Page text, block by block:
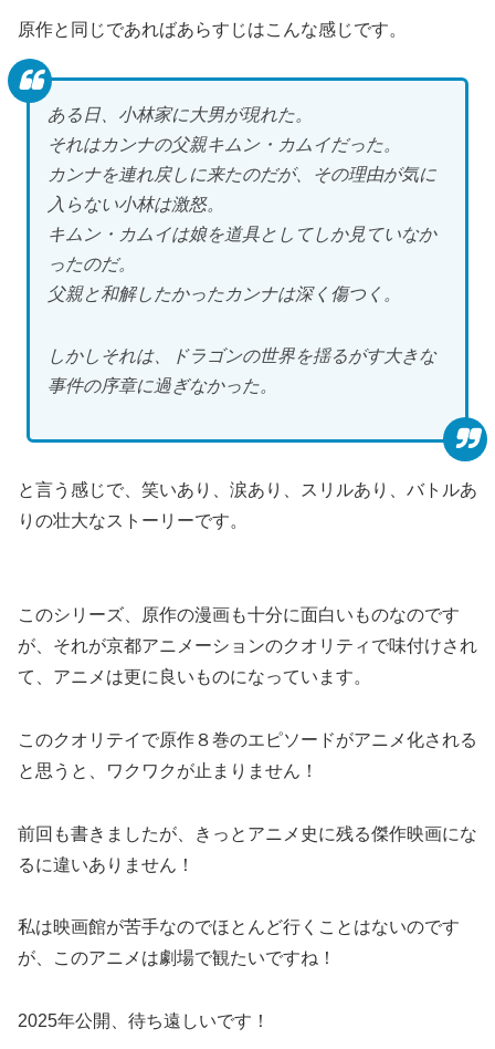
原作と同じであればあらすじはこんな感じです。
ある日、小林家に大男が現れた。
それはカンナの父親キムン・カムイだった。
カンナを連れ戻しに来たのだが、その理由が気に
入らない小林は激怒。
キムン・カムイは娘を道具としてしか見ていなか
ったのだ。
父親と和解したかったカンナは深く傷つく。
しかしそれは、ドラゴンの世界を揺るがす大きな
事件の序章に過ぎなかった。
と言う感じで、笑いあり、涙あり、スリルあり、バトルあ
りの壮大なストーリーです。
このシリーズ、原作の漫画も十分に面白いものなのです
が、それが京都アニメーションのクオリティで味付けされ
て、アニメは更に良いものになっています。
このクオリテイで原作８巻のエピソードがアニメ化される
と思うと、ワクワクが止まりません！
前回も書きましたが、きっとアニメ史に残る傑作映画にな
るに違いありません！
私は映画館が苦手なのでほとんど行くことはないのです
が、このアニメは劇場で観たいですね！
2025年公開、待ち遠しいです！